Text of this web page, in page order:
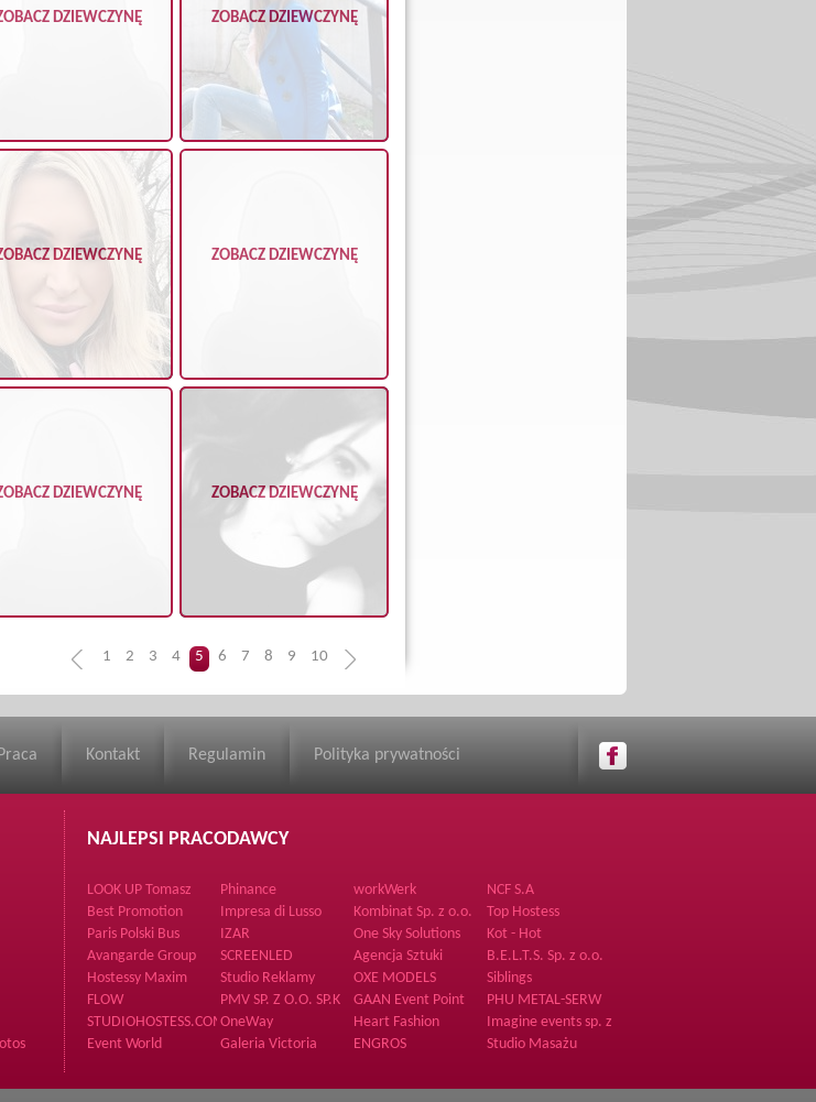
DZIEWCZYNĘ ZOBACZ DZIEWCZYNĘ
DZIEWCZYNĘ ZOBACZ DZIEWCZYNĘ
DZIEWCZYNĘ ZOBACZ DZIEWCZYNĘ
1 2 3 4 5 6 7 8 9 10
Praca Kontakt Regulamin Polityka prywatności
NAJLEPSI PRACODAWCY
LOOK UP Tomasz
Kożuchowski
Phinance workWerk
NCF S.A
Best Promotion
Impresa di Lusso
Supporto Sp. z o.o.
Kombinat Sp. z o.o.
Sp.k.
Top Hostess
Paris Polski Bus
IZAR One Sky Solutions
Kot - Hot
Avangarde Group
SCREENLED
Agencja Sztuki
Piękna
B.E.L.T.S. Sp. z o.o.
Hostessy Maxim
Studio Reklamy
Samatix
OXE MODELS
Siblings
FLOW
Communication
PMV SP. Z O.O. SP.K GAAN Event Point
PHU METAL-SERW
STUDIOHOSTESS.COMOneWay Heart Fashion
Imagine events sp. z
o.o.
Event World Galeria Victoria ENGROS Studio Masażu